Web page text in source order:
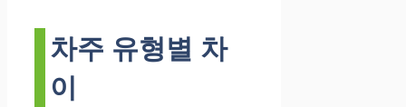
차주 유형별 차
이